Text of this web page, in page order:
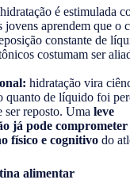
é estimulada
aprendem que o
constante de
costumam ser
hidratação vira
quanto de líquido foi
ser reposto. Uma leve
já pode comprometer
físico e cognitivo do
alimentar